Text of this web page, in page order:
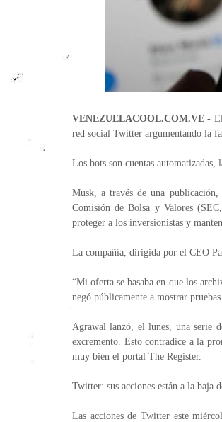
VENEZUELACOOL.COM.VE -
red social Twitter argumentando la
Los bots son cuentas automatizadas,
Musk, a través de una
Comisión de Bolsa y Valores
proteger a los inversionistas y
La compañía, dirigida por el CEO
“Mi oferta se basaba en que los
negó públicamente a mostrar
Agrawal lanzó, el lunes, una serie
excremento. Esto contradice a la
muy bien el portal The Register.
Twitter: sus acciones están a la baja
Las acciones de Twitter este